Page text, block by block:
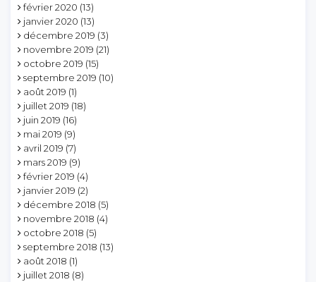
février 2020 (13)
janvier 2020 (13)
décembre 2019 (3)
novembre 2019 (21)
octobre 2019 (15)
septembre 2019 (10)
août 2019 (1)
juillet 2019 (18)
juin 2019 (16)
mai 2019 (9)
avril 2019 (7)
mars 2019 (9)
février 2019 (4)
janvier 2019 (2)
décembre 2018 (5)
novembre 2018 (4)
octobre 2018 (5)
septembre 2018 (13)
août 2018 (1)
juillet 2018 (8)